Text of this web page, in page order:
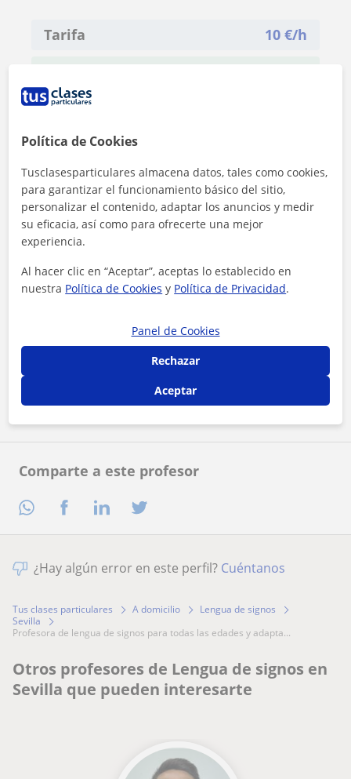
Comparte a este profesor
Tarifa 10 €/h
Contactar ahora
¿Hay algún error en este perfil? Cuéntanos
Tus clases particulares A domicilio
Lengua de signos
Sevilla
profesora de lengua de signos para todas las edades y adapta...
Otros profesores de Lengua de signos en
Sevilla que pueden interesarte
Política de Cookies
Tusclasesparticulares almacena datos, tales como cookies,
para garantizar el funcionamiento básico del sitio,
personalizar el contenido, adaptar los anuncios y medir
su eficacia, así como para ofrecerte una mejor
experiencia.
Al hacer clic en “Aceptar”, aceptas lo establecido en
nuestra Política de Cookies y Política de Privacidad.
Panel de Cookies
Rechazar
Aceptar